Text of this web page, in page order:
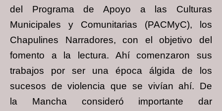
del Programa de Apoyo a las Culturas
Municipales y Comunitarias (PACMyC), los
Chapulines Narradores, con el objetivo del
fomento a la lectura. Ahí comenzaron sus
trabajos por ser una época álgida de los
sucesos de violencia que se vivían ahí. De
la Mancha consideró importante dar